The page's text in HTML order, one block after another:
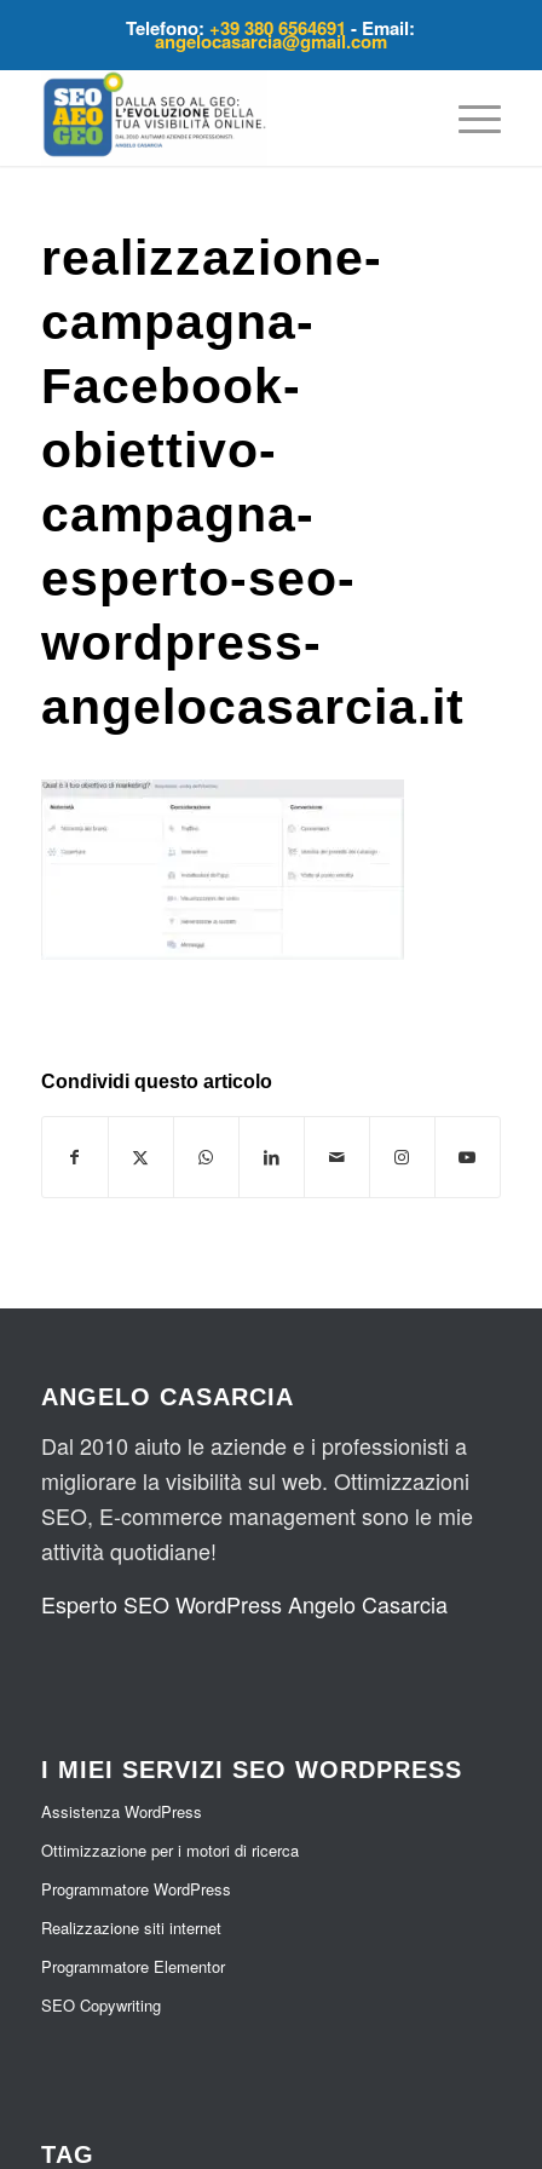
Telefono:+39 380 6564691 - Email:
angelocasarcia@gmail.com
realizzazione-
campagna-
Facebook-
obiettivo-
campagna-
esperto-seo-
wordpress-
angelocasarcia.it
Condividi questo articolo
ANGELO CASARCIA
Dal 2010 aiuto le aziende e i professionisti a
migliorare la visibilità sul web. Ottimizzazioni
SEO, E-commerce management sono le mie
attività quotidiane!
Esperto SEO WordPress Angelo Casarcia
I MIEI SERVIZI SEO WORDPRESS
Assistenza WordPress
Ottimizzazione per i motori di ricerca
Programmatore WordPress
Realizzazione siti internet
Programmatore Elementor
SEO Copywriting
TAG